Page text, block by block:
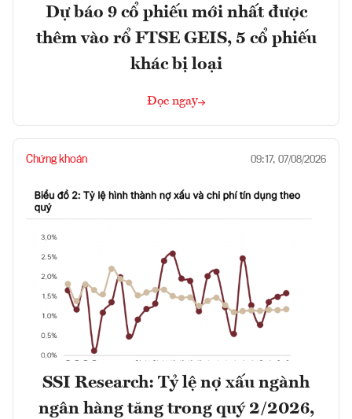
Dự báo 9 cổ phiếu mới nhất được
thêm vào rổ FTSE GEIS, 5 cổ phiếu
khác bị loại
Đọc ngay
Chứng khoán 09:17, 07/08/2026
SSI Research: Tỷ lệ nợ xấu ngành
ngân hàng tăng trong quý 2/2026,